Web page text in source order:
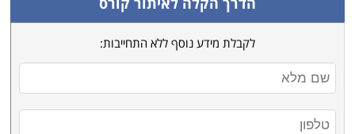
לקבלת מידע נוסף ללא התחייבות: